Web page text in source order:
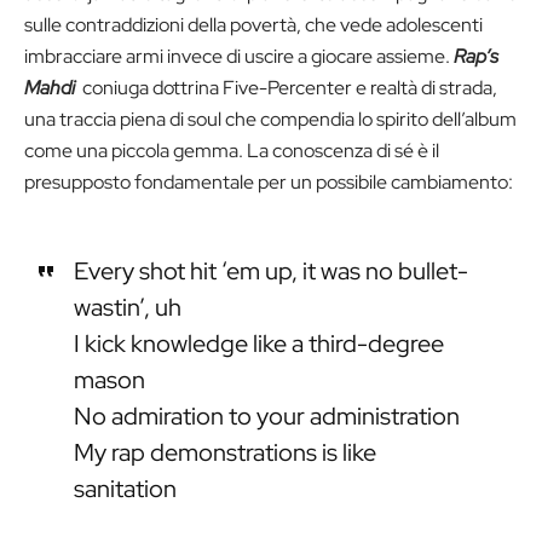
sulle contraddizioni della povertà, che vede adolescenti
imbracciare armi invece di uscire a giocare assieme.Rap’s
Mahdiconiuga dottrina Five-Percenter e realtà di strada,
una traccia piena di soul che compendia lo spirito dell’album
come una piccola gemma. La conoscenza di sé è il
presupposto fondamentale per un possibile cambiamento:
Every shot hit ‘em up, it was no bullet-
wastin’, uh
I kick knowledge like a third-degree
mason
No admiration to your administration
My rap demonstrations is like
sanitation